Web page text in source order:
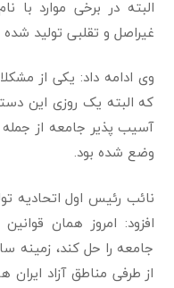
البته در برخی موارد با
غیراصل و تقلبی تولید
وی ادامه داد: یکی از
که البته یک روزی این
آسیب پذیر جامعه از جمله
وضع شده بود.
نائب رئیس اول اتحادیه
افزود: امروز همان
جامعه را حل کند، زمینه
از طرفی مناطق آزاد